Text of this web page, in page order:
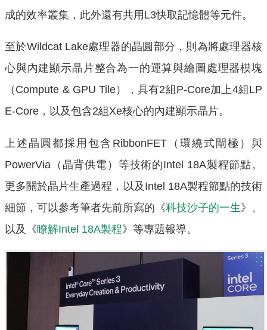
成的效率叢集，此外還有共用L3快取記憶體等元件。
至於Wildcat Lake處理器的晶圓部分，則為將處理器核
心與內建顯示晶片整合為一的運算與繪圖處理器模塊
（Compute & GPU Tile），具有2組P-Core加上4組LP
E-Core，以及包含2組Xe核心的內建顯示晶片。
上述晶圓都採用包含RibbonFET（環繞式閘極）與
PowerVia（晶背供電）等技術的Intel 18A製程節點。
更多關於晶片生產過程，以及Intel 18A製程節點的技術
細節，可以參考筆者先前所寫的《科技沙子的一生》、
以及《瞭解Intel 18A製程》等專題報導。